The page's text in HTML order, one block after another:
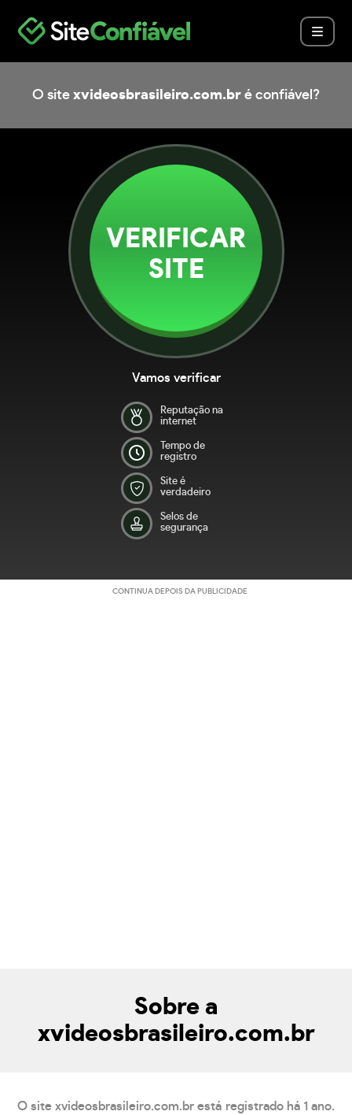
O site xvideosbrasileiro.com.br é confiável?
VERIFICAR
SITE
Vamos verificar
Reputação na
internet
Tempo de
registro
Site é
verdadeiro
Selos de
segurança
CONTINUA DEPOIS DA PUBLICIDADE
Sobre a
xvideosbrasileiro.com.br
O site xvideosbrasileiro.com.br está registrado há 1 ano.